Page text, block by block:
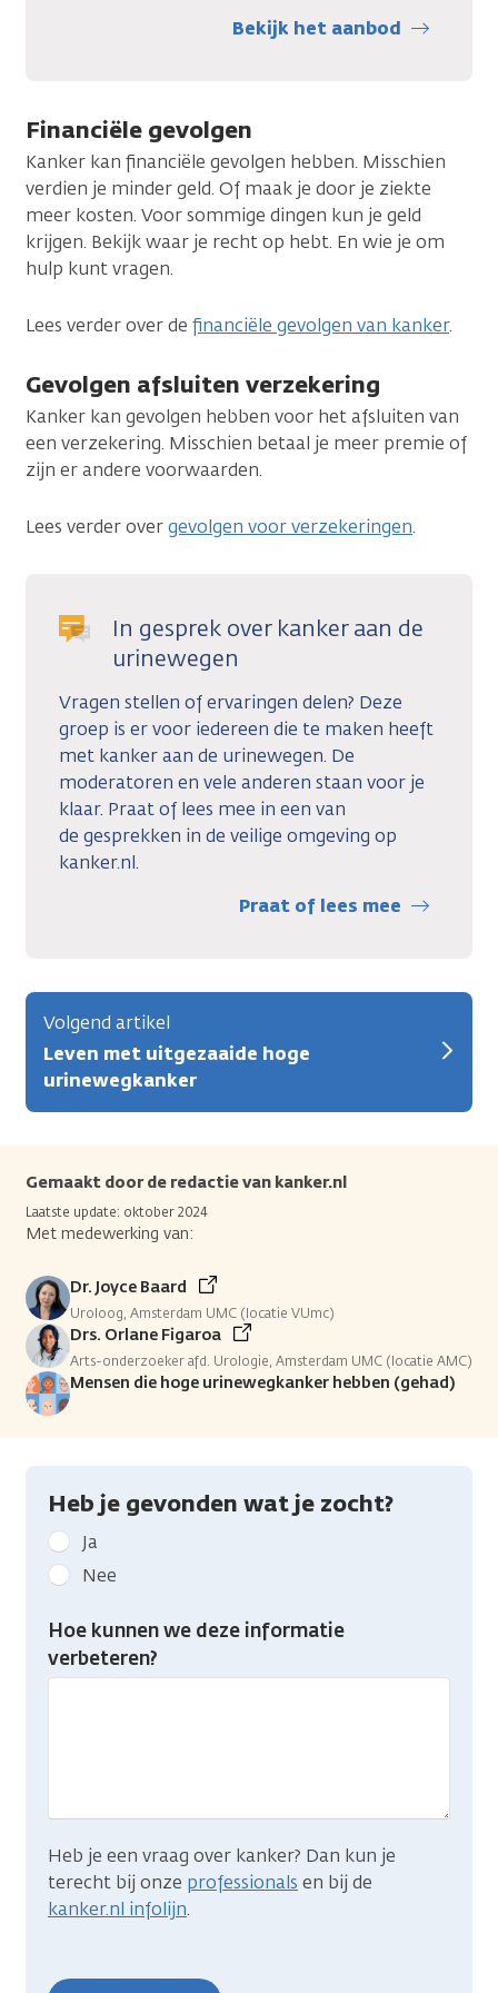
Bekijk het aanbod
Financiële gevolgen
Kanker kan financiële gevolgen hebben. Misschien
verdien je minder geld. Of maak je door je ziekte
meer kosten. Voor sommige dingen kun je geld
krijgen. Bekijk waar je recht op hebt. En wie je om
hulp kunt vragen.
Lees verder over de financiële gevolgen van kanker.
Gevolgen afsluiten verzekering
Kanker kan gevolgen hebben voor het afsluiten van
een verzekering. Misschien betaal je meer premie of
zijn er andere voorwaarden.
Lees verder overgevolgen voor verzekeringen.
In gesprek over kanker aan de
urinewegen
Vragen stellen of ervaringen delen? Deze
groep is er voor iedereen die te maken heeft
met kanker aan de urinewegen. De
moderatoren en vele anderen staan voor je
klaar. Praat of lees mee in een van
de gesprekken in de veilige omgeving op
kanker.nl.
Praat of lees mee
Volgend artikel
Leven met uitgezaaide hoge
urinewegkanker
Gemaakt door de redactie van kanker.nl
Laatste update: oktober 2024
Met medewerking van:
Dr. Joyce Baard
Uroloog, Amsterdam UMC (locatie VUmc)
Drs. Orlane Figaroa
Arts-onderzoeker afd. Urologie, Amsterdam UMC (locatie AMC)
Mensen die hoge urinewegkanker hebben (gehad)
Heb je gevonden wat je zocht?
Geef
kanker.nl
feedback:
Heb
gevonden
Ja
Nee
Hoe kunnen we deze informatie
verbeteren?
Heb je een vraag over kanker? Dan kun je
terecht bij onze professionals en bij de
kanker.nl infolijn.